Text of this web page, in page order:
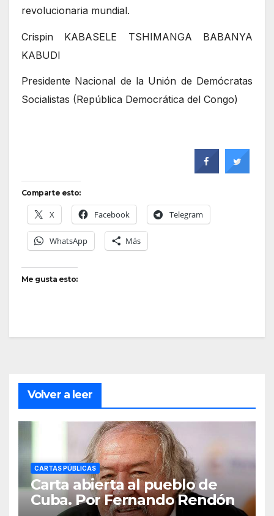
revolucionaria mundial.
Crispin KABASELE TSHIMANGA BABANYA
KABUDI
Presidente Nacional de la Unión de Demócratas
Socialistas (República Democrática del Congo)
Comparte esto:
X Facebook Telegram
WhatsApp Más
Me gusta esto:
Volver a leer
CARTAS PÚBLICAS
Carta abierta al pueblo de
Cuba. Por Fernando Rendón